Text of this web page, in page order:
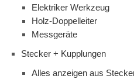
Elektriker Werkzeug
Holz-Doppelleiter
Messgeräte
Stecker + Kupplungen
Alles anzeigen aus